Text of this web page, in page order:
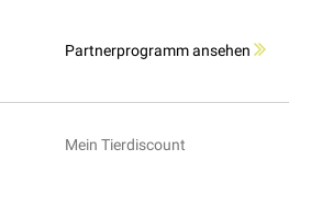
Partnerprogramm ansehen
Mein Tierdiscount